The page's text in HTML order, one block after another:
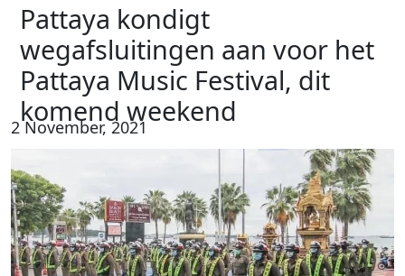
Pattaya kondigt
wegafsluitingen aan voor het
Pattaya Music Festival, dit
komend weekend
2 November, 2021